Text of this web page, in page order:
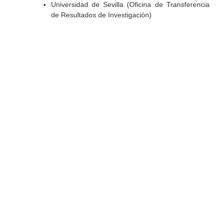
Universidad de Sevilla (Oficina de Transferencia
de Resultados de Investigación)